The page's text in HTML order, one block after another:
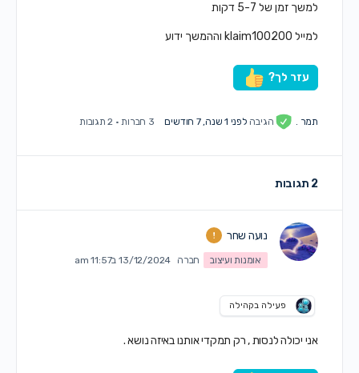
למשך זמן של 5-7 דקות
למייל klaim100200 וההמשך ידוע
עזר לך?
תמר . הגיבהלפני 1 שנה, 7 חודשים 3 חברות · 2 תגובות
2 תגובות
נועה שחר
אומנות ועיצוב חברה 13/12/2024 ב11:57 am
פעילה בקהילה
אני יכולה לנסות , רק תמקדי אותנו באיזה נושא .